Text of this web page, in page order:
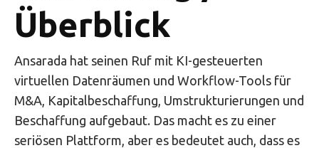
Überblick
Ansarada hat seinen Ruf mit KI-gesteuerten
virtuellen Datenräumen und Workflow-Tools für
M&A, Kapitalbeschaffung, Umstrukturierungen und
Beschaffung aufgebaut. Das macht es zu einer
seriösen Plattform, aber es bedeutet auch, dass es